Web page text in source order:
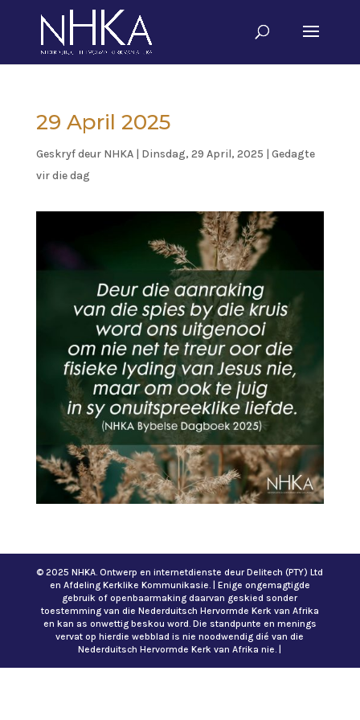
29 April 2025
Geskryf deur NHKA| Dinsdag, 29 April, 2025 | Gedagte
vir die dag
© 2025 NHKA. Ontwerp en internetdienste deur Delitech (PTY) Ltd
en Afdeling Kerklike Kommunikasie. | Enige ongemagtigde
gebruik of openbaarmaking daarvan geskied sonder
toestemming van die Nederduitsch Hervormde Kerk van Afrika
en kan as onwettig beskou word. Die standpunte en menings
vervat op hierdie webblad is nie noodwendig dié van die
Nederduitsch Hervormde Kerk van Afrika nie. |